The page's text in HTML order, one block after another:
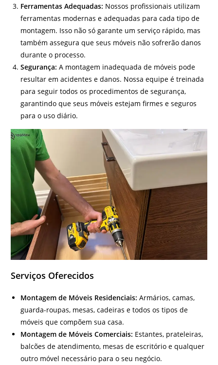
Ferramentas Adequadas: Nossos profissionais utilizam
ferramentas modernas e adequadas para cada tipo de
montagem. Isso não só garante um serviço rápido, mas
também assegura que seus móveis não sofrerão danos
durante o processo.
Segurança: A montagem inadequada de móveis pode
resultar em acidentes e danos. Nossa equipe é treinada
para seguir todos os procedimentos de segurança,
garantindo que seus móveis estejam firmes e seguros
para o uso diário.
Serviços Oferecidos
Montagem de Móveis Residenciais: Armários, camas,
guarda-roupas, mesas, cadeiras e todos os tipos de
móveis que compõem sua casa.
Montagem de Móveis Comerciais: Estantes, prateleiras,
balcões de atendimento, mesas de escritório e qualquer
outro móvel necessário para o seu negócio.